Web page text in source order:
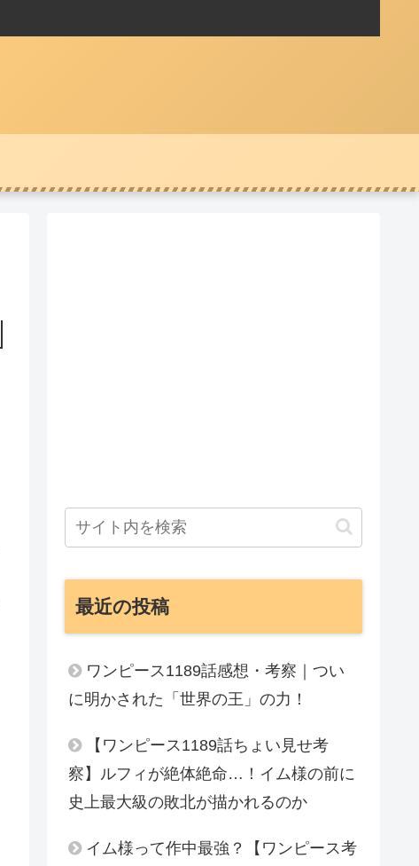
最近の投稿
ワンピース1189話感想・考察｜つい
に明かされた「世界の王」の力！
【ワンピース1189話ちょい見せ考
察】ルフィが絶体絶命…！イム様の前に
史上最大級の敗北が描かれるのか
イム様って作中最強？【ワンピース考